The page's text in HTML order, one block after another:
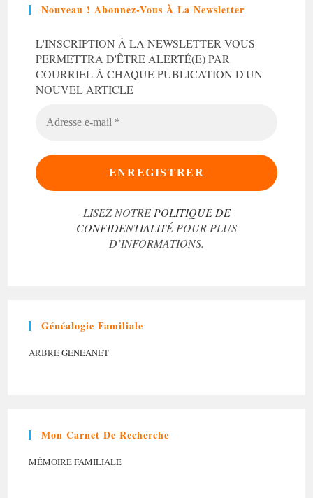
Nouveau ! Abonnez-Vous À La Newsletter
L'INSCRIPTION À LA NEWSLETTER VOUS
PERMETTRA D'ÊTRE ALERTÉ(E) PAR
COURRIEL À CHAQUE PUBLICATION D'UN
NOUVEL ARTICLE
LISEZ NOTRE POLITIQUE DE
CONFIDENTIALITÉ POUR PLUS
D’INFORMATIONS.
Généalogie Familiale
ARBREGENEANET
Mon Carnet De Recherche
MÉMOIRE FAMILIALE